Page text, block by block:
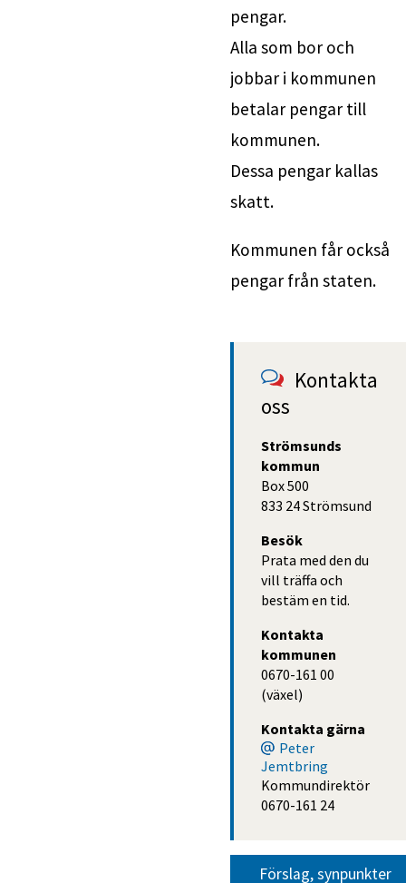
pengar.
Alla som bor och
jobbar i kommunen
betalar pengar till
kommunen.
Dessa pengar kallas
skatt.
Kommunen får också
pengar från staten.
Kontakta
oss
Strömsunds
kommun
Box 500
833 24 Strömsund
Besök
Prata med den du
vill träffa och
bestäm en tid.
Kontakta
kommunen
0670-161 00
(växel)
Kontakta gärna
Peter
Jemtbring
Kommundirektör
0670-161 24
Förslag, synpunkter